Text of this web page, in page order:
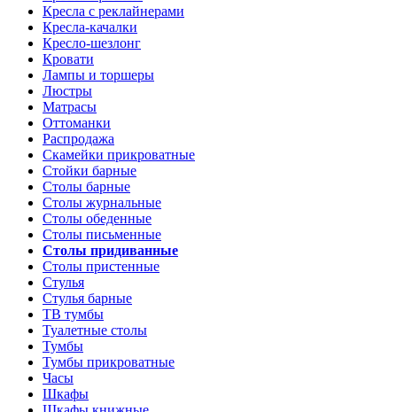
Кресла с реклайнерами
Кресла-качалки
Кресло-шезлонг
Кровати
Лампы и торшеры
Люстры
Матрасы
Оттоманки
Распродажа
Скамейки прикроватные
Стойки барные
Столы барные
Столы журнальные
Столы обеденные
Столы письменные
Столы придиванные
Столы пристенные
Стулья
Стулья барные
ТВ тумбы
Туалетные столы
Тумбы
Тумбы прикроватные
Часы
Шкафы